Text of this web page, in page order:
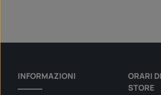
INFORMAZIONI
ORARI
STORE